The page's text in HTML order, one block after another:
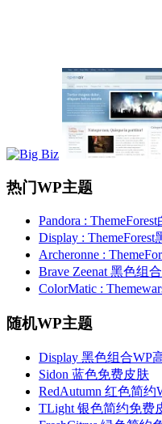
热门WP主题
Pandora :
Display :
Archeronne :
Brave Zeenat 黑色组
ColorMatic :
随机WP主题
Display 黑色组合WP
Sidon 蓝色免费皮肤
RedAutumn 红色简约
TLight 银色简约免费